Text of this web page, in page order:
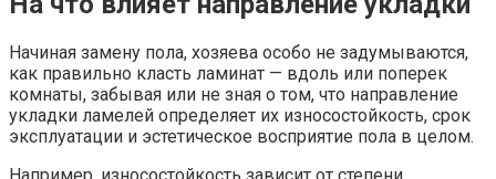
Начиная замену пола, хозяева особо не задумываются,
как правильно класть ламинат — вдоль или поперек
комнаты, забывая или не зная о том, что направление
укладки ламелей определяет их износостойкость, срок
эксплуатации и эстетическое восприятие пола в целом.